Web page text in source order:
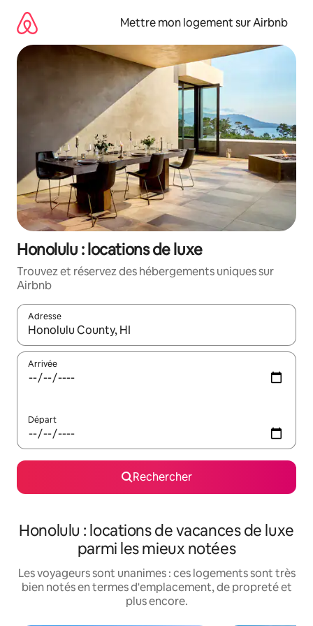
directement
contenu
Mettre mon logement sur Airbnb
Honolulu : locations de luxe
Trouvez et réservez des hébergements uniques sur
Airbnb
Adresse
Lorsque les résultats s'affichent, utilisez les flèches vers le
Arrivée
Départ
Rechercher
Honolulu : locations de vacances de luxe
parmi les mieux notées
Les voyageurs sont unanimes : ces logements sont très
bien notés en termes d'emplacement, de propreté et
plus encore.